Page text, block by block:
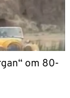
от 80-